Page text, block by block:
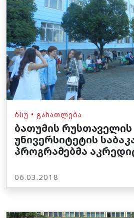
ᲑᲡᲣ • ᲒᲐᲜᲐᲗᲚᲔᲑᲐ
ბათუმის რუსთაველის
უნივერსიტეტის
პროგრამებმა
06.03.2018